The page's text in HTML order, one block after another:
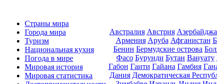
Страны мира
Города мира
Туризм
Национальная кухня
Погода в мире
Мировая история
Мировая статистика
Австралия Австрия
Армения Аруба Афганистан
Бенин Бермудские острова
Фасо Бурунди Бутан Вануату
Габон Гаити Гайана Гамбия
Дания Демократическая